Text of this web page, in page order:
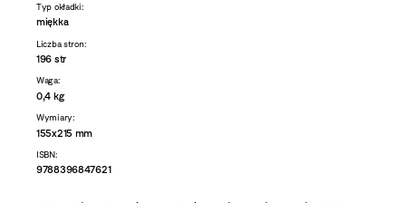
Typ okładki:
miękka
Liczba stron:
196 str
Waga:
0,4 kg
Wymiary:
155x215 mm
ISBN:
9788396847621